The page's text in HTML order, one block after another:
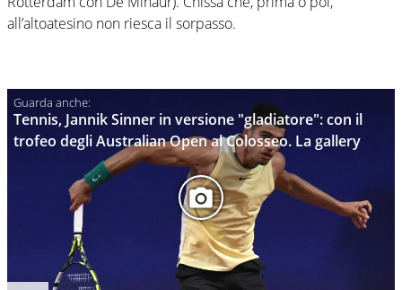
all’altoatesino non riesca il sorpasso.
Tennis, Jannik Sinner in versione "gladiatore": con il
trofeo degli Australian Open al Colosseo. La gallery